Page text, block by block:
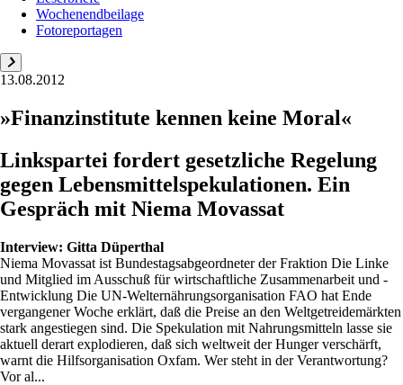
Wochenendbeilage
Fotoreportagen
13.08.2012
»Finanzinstitute kennen keine Moral«
Linkspartei fordert gesetzliche Regelung
gegen Lebensmittelspekulationen. Ein
Gespräch mit Niema Movassat
Interview: Gitta Düperthal
Niema Movassat ist Bundestagsabgeordneter der Fraktion Die Linke
und Mitglied im Ausschuß für wirtschaftliche Zusammenarbeit und ­
Entwicklung Die UN-Welternährungsorganisation FAO hat Ende
vergangener Woche erklärt, daß die Preise an den Weltgetreidemärkten
stark angestiegen sind. Die Spekulation mit Nahrungsmitteln lasse sie
aktuell derart explodieren, daß sich weltweit der Hunger verschärft,
warnt die Hilfsorganisation Oxfam. Wer steht in der Verantwortung?
Vor al...